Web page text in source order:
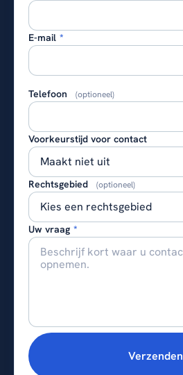
E-mail *
Telefoon (optioneel)
Voorkeurstijd voor contact
Rechtsgebied (optioneel)
Uw vraag *
Verzenden